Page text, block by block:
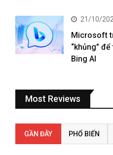
21/10/
Microsoft
“khủng”
Bing AI
Most Reviews
GẦN ĐÂY PHỔ BIẾN